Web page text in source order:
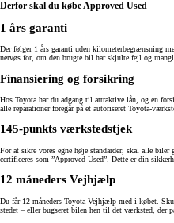
Derfor skal du købe Approved Used
1 års garanti
Der følger 1 års garanti uden kilometerbegrænsning
nervøs for, om den brugte bil har skjulte fejl og
Finansiering og forsikring
Hos Toyota har du adgang til attraktive lån, og en
alle reparationer foregår på et autoriseret Toyota-
145-punkts værkstedstjek
For at sikre vores egne høje standarder, skal alle
certificeres som ”Approved Used”. Dette er din
12 måneders Vejhjælp
Du får 12 måneders Toyota Vejhjælp med i købet.
stedet – eller bugseret bilen hen til det værksted, der